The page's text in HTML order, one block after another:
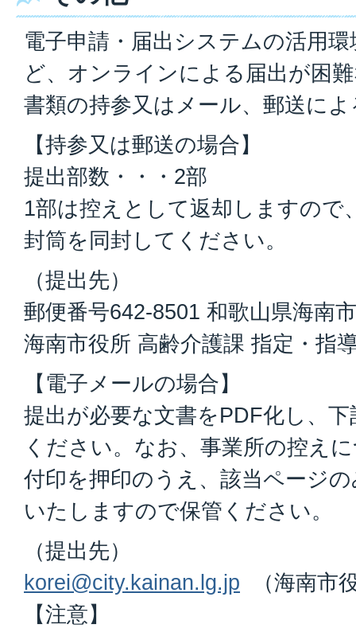
電子申請・届出システムの活用
ど、オンラインによる届出が困
書類の持参又はメール、郵送に
【持参又は郵送の場合】
提出部数・・・2部
1部は控えとして返却しますので
封筒を同封してください。
（提出先）
郵便番号642-8501 和歌山県海南
海南市役所 高齢介護課 指定・指
【電子メールの場合】
提出が必要な文書をPDF化し、
ください。なお、事業所の控え
付印を押印のうえ、該当ページ
いたしますので保管ください。
（提出先）
korei@city.kainan.lg.jp （海南市
【注意】